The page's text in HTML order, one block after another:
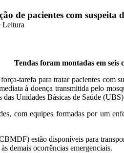
de pacientes com suspeita
Leitura
Tendas foram montadas em seis
tarefa para tratar pacientes com
à doença transmitida pelo
das Unidades Básicas de Saúde
com equipes formadas por um
estão disponíveis para
demais ocorrências emergenciais.